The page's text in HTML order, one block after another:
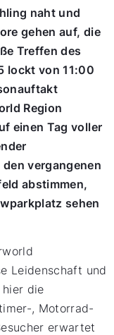
naht und
gehen auf, die
Treffen des
lockt von 11:00
Region
einen Tag voller
vergangenen
abstimmen,
sehen
Leidenschaft und
die
, Motorrad-
erwartet